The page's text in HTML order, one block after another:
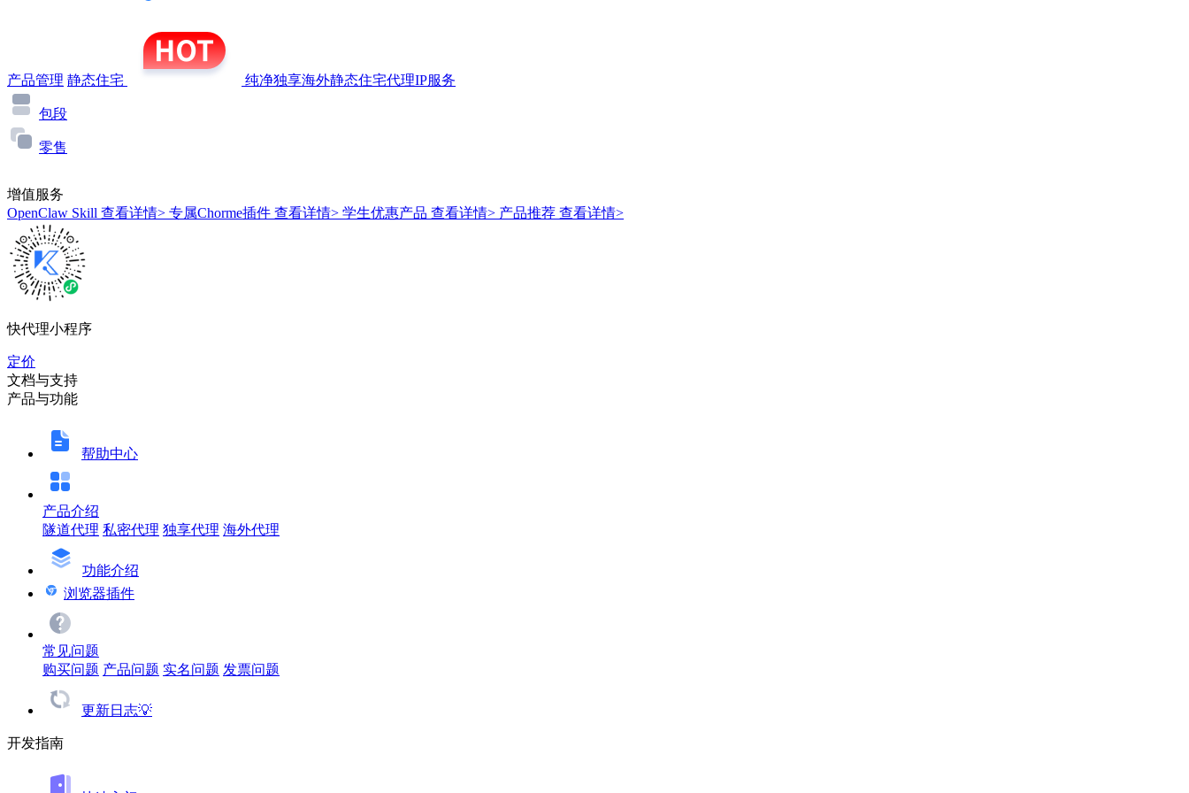
产品管理 静态住宅 纯净独享海外静态住宅代理IP服务
包段
零售
增值服务
OpenClaw Skill 查看详情> 专属Chorme插件 查看详情> 学生优惠产品 查看详情> 产品推荐 查看详情>
快代理小程序
定价
文档与支持
产品与功能
帮助中心
产品介绍
隧道代理 私密代理 独享代理 海外代理
功能介绍
浏览器插件
常见问题
购买问题 产品问题 实名问题 发票问题
更新日志💡
开发指南